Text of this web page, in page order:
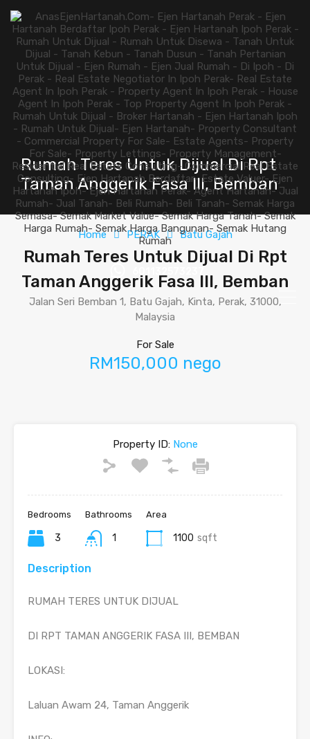
Rumah Teres Untuk Dijual Di Rpt
Taman Anggerik Fasa lll, Bemban
Home PERAK Batu Gajah
Rumah Teres Untuk Dijual Di Rpt
Taman Anggerik Fasa lll, Bemban
Jalan Seri Bemban 1, Batu Gajah, Kinta, Perak, 31000,
Malaysia
For Sale
RM150,000 nego
Property ID:None
Bedrooms
3
Bathrooms
1
Area
1100 sqft
Description
RUMAH TERES UNTUK DIJUAL
DI RPT TAMAN ANGGERIK FASA III, BEMBAN
LOKASI:
Laluan Awam 24, Taman Anggerik